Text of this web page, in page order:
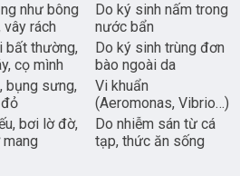
như bông
vây rách
Do ký sinh nấm trong
nước bẩn
bất thường,
cọ mình
Do ký sinh trùng đơn
bào ngoài da
bụng sưng,
Vi khuẩn
(Aeromonas, Vibrio…)
bơi lờ đờ,
Do nhiễm sán từ cá
tạp, thức ăn sống